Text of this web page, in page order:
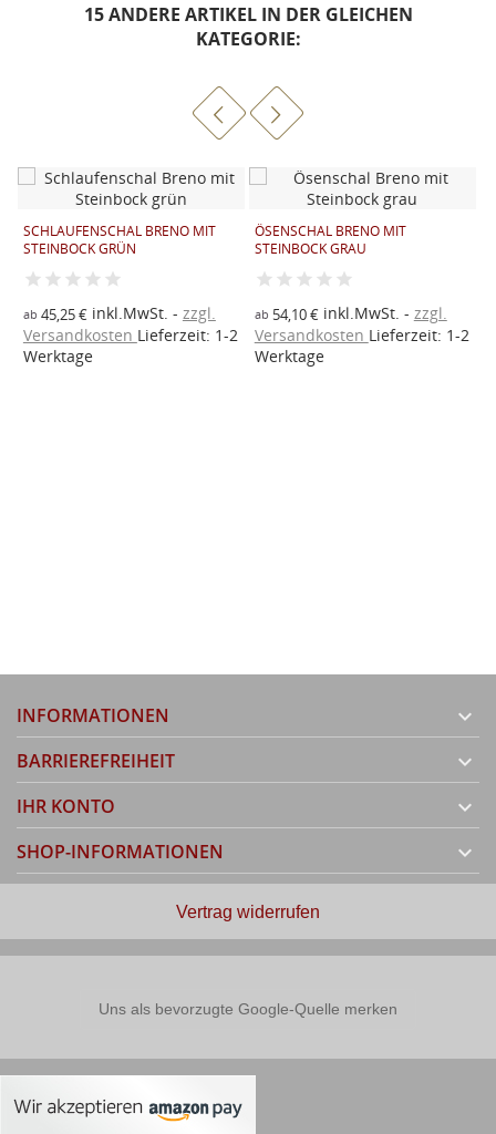
15 ANDERE ARTIKEL IN DER GLEICHEN
KATEGORIE:
SCHLAUFENSCHAL BRENO MIT
STEINBOCK GRÜN
ab 45,25 €inkl.MwSt.
zzgl.
Versandkosten Lieferzeit: 1-2
Werktage
ÖSENSCHAL BRENO MIT
STEINBOCK GRAU
ab 54,10 €inkl.MwSt.
zzgl.
Versandkosten Lieferzeit: 1-2
Werktage
INFORMATIONEN 
BARRIEREFREIHEIT 
IHR KONTO 
SHOP-INFORMATIONEN 
Vertrag widerrufen
Uns als bevorzugte Google-Quelle merken